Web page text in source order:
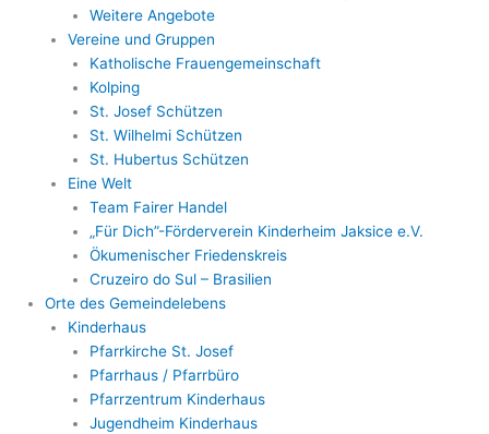
Weitere Angebote
Vereine und Gruppen
Katholische Frauengemeinschaft
Kolping
St. Josef Schützen
St. Wilhelmi Schützen
St. Hubertus Schützen
Eine Welt
Team Fairer Handel
„Für Dich”-Förderverein Kinderheim Jaksice e.V.
Ökumenischer Friedenskreis
Cruzeiro do Sul – Brasilien
Orte des Gemeindelebens
Kinderhaus
Pfarrkirche St. Josef
Pfarrhaus / Pfarrbüro
Pfarrzentrum Kinderhaus
Jugendheim Kinderhaus